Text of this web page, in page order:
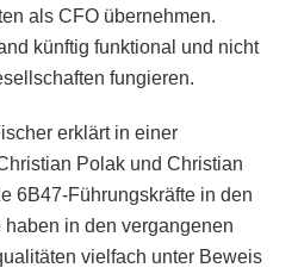
als CFO übernehmen.
künftig funktional und nicht
fungieren.
erklärt in einer
Polak und Christian
6B47-Führungskräfte in den
haben in den vergangenen
vielfach unter Beweis